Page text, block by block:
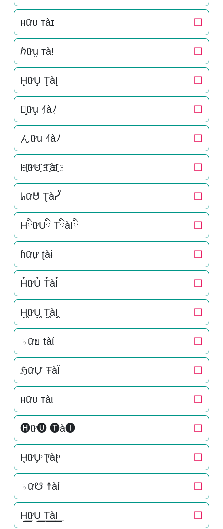
ʜữᴜ ᴛàɪ ❏
ℏữṳ тà! ❏
H̝ữU̝ T̝àI̝ ❏
ん̝ữu̝ ｲ̝àﾉ̝ ❏
んữu ｲàﾉ ❏
H҈ữU҈ T҈àI҈ ❏
ᖺữᕰ Ʈàᓮ ❏
HིữUི TིàIི ❏
ɦữự ʈàɨ ❏
H͒ữU͒ T͒àI͒ ❏
H̬̤̯ữU̬̤̯ T̬̤̯àI̬̤̯ ❏
♄ữย tàί ❏
ℌữỰ ŦàĬ ❏
нữυ тàι ❏
🅗ữ🅤 🅣à🅘 ❏
H̥ͦữU̥ͦ T̥ͦàI̥ͦ ❏
♄ữ☋ ☨àί ❏
H͟͟ữU͟͟ T͟͟àI͟͟ ❏